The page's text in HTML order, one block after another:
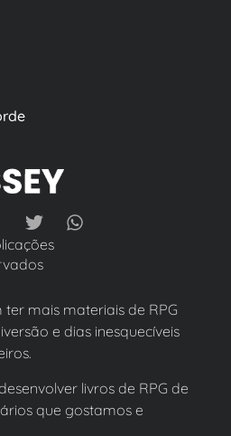
mais materiais de RPG
e dias inesquecíveis
livros de RPG de
que gostamos e